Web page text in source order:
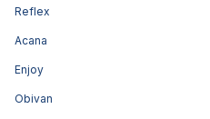
Reflex
Acana
Enjoy
Obivan